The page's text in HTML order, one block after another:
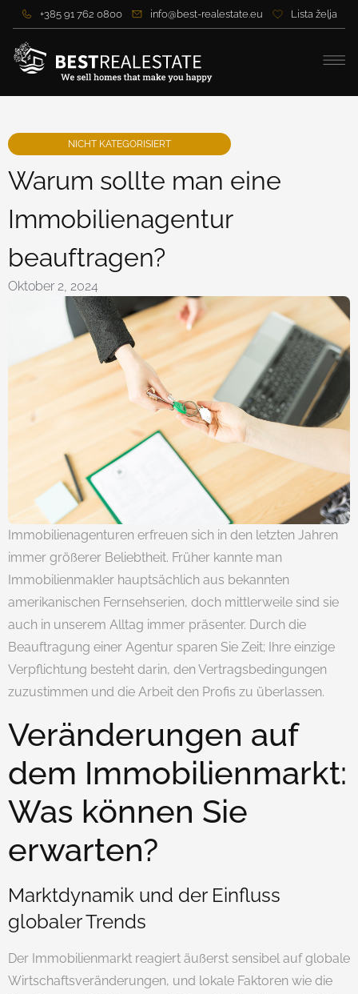
+385 91 762 0800 info@best-realestate.eu Lista želja
NICHT KATEGORISIERT
Warum sollte man eine
Immobilienagentur
beauftragen?
Oktober 2, 2024
Immobilienagenturen erfreuen sich in den letzten Jahren
immer größerer Beliebtheit. Früher kannte man
Immobilienmakler hauptsächlich aus bekannten
amerikanischen Fernsehserien, doch mittlerweile sind sie
auch in unserem Alltag immer präsenter. Durch die
Beauftragung einer Agentur sparen Sie Zeit; Ihre einzige
Verpflichtung besteht darin, den Vertragsbedingungen
zuzustimmen und die Arbeit den Profis zu überlassen.
Veränderungen auf
dem Immobilienmarkt:
Was können Sie
erwarten?
Marktdynamik und der Einfluss
globaler Trends
Der Immobilienmarkt reagiert äußerst sensibel auf globale
Wirtschaftsveränderungen, und lokale Faktoren wie die